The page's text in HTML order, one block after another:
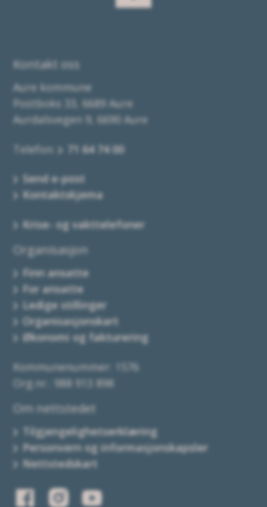
Kontakt oss
Aure kommune
Postboks 33, 6689 Aure
Aurdalsvegen 9, 6690 Aure
Telefon: 71 64 74 00
Send e-post
Kontaktskjema
Krise- og vakttelefoner
Organisasjon
Finn ansatte
For ansatte
Ledige stillinger
Organisasjonskart
Økonomi og fakturering
Kommunenummer: 1576
Org.nr.: 988 913 898
Om nettstedet
Tilgjengelighetserklæring
Personvern og informasjonskapsler
Nettstedskart